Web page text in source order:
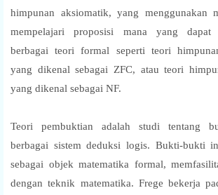
himpunan aksiomatik, yang menggunakan
mempelajari proposisi mana yang dapat
berbagai teori formal seperti teori
yang dikenal sebagai ZFC, atau teori
yang dikenal sebagai NF.
Teori pembuktian adalah studi tentang
berbagai sistem deduksi logis. Bukti-bukti
sebagai objek matematika formal,
dengan teknik matematika. Frege bekerja